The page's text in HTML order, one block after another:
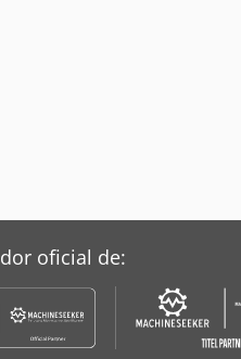
oficial de: